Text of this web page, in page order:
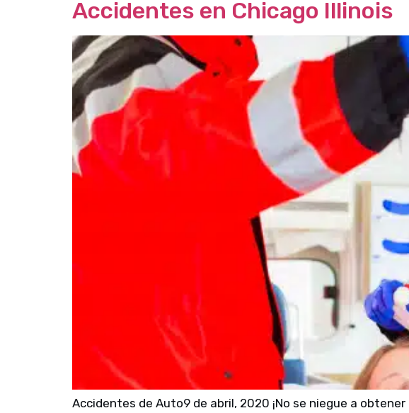
Accidentes en Chicago Illinois
Accidentes de Auto9 de abril, 2020 ¡No se niegue a